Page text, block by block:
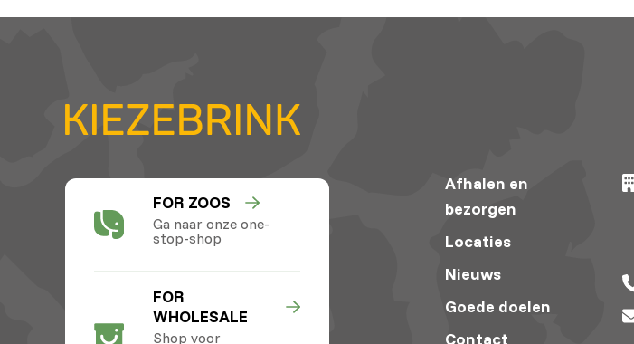
FOR ZOOS
Ga naar onze one-
stop-shop
FOR
WHOLESALE
Shop voor
Afhalen en
bezorgen
Locaties
Nieuws
Goede doelen
Contact